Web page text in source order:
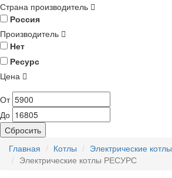
Страна производитель
Россия
Производитель
Нет
Ресурс
Цена
От
До
Сбросить
Главная
Котлы
Электрические котлы
Электрические котлы РЕСУРС